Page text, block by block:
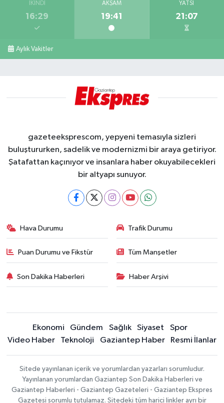
İKINDI
16:29
AKŞAM
19:41
YATSI
21:07
Aylık Vakitler
gazeteeksprescom, yepyeni temasıyla sizleri
buluştururken, sadelik ve modernizmi bir araya getiriyor.
Şatafattan kaçınıyor ve insanlara haber okuyabilecekleri
bir altyapı sunuyor.
Hava Durumu Trafik Durumu
Puan Durumu ve Fikstür Tüm Manşetler
Son Dakika Haberleri Haber Arşivi
Ekonomi Gündem Sağlık Siyaset
Spor
Video Haber
Teknoloji Gaziantep Haber Resmi İlanlar
Sitede yayınlanan içerik ve yorumlardan yazarları sorumludur.
Yayınlanan yorumlardan Gaziantep Son Dakika Haberleri ve
Gaziantep Haberleri - Gaziantep Gazeteleri - Gaziantep Ekspres
Gazetesi sorumlu tutulamaz. Sitedeki tüm harici linkler ayrı bir